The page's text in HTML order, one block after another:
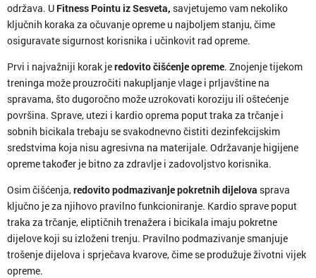
održava. U Fitness Pointu iz Sesveta, savjetujemo vam nekoliko
ključnih koraka za očuvanje opreme u najboljem stanju, čime
osiguravate sigurnost korisnika i učinkovit rad opreme.
Prvi i najvažniji korak jeredovito čišćenje opreme. Znojenje tijekom
treninga može prouzročiti nakupljanje vlage i prljavštine na
spravama, što dugoročno može uzrokovati koroziju ili oštećenje
površina. Sprave, utezi i kardio oprema poput traka za trčanje i
sobnih bicikala trebaju se svakodnevno čistiti dezinfekcijskim
sredstvima koja nisu agresivna na materijale. Održavanje higijene
opreme također je bitno za zdravlje i zadovoljstvo korisnika.
Osim čišćenja,redovito podmazivanje pokretnih dijelova sprava
ključno je za njihovo pravilno funkcioniranje. Kardio sprave poput
traka za trčanje, eliptičnih trenažera i bicikala imaju pokretne
dijelove koji su izloženi trenju. Pravilno podmazivanje smanjuje
trošenje dijelova i sprječava kvarove, čime se produžuje životni vijek
opreme.